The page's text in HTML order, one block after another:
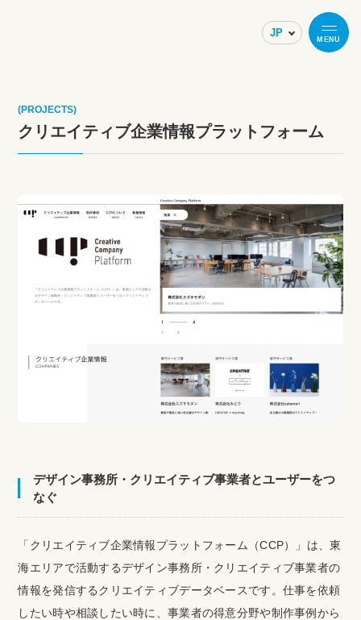
MENU
(PROJECTS)
クリエイティブ企業情報プラットフォーム
デザイン事務所・クリエイティブ事業者とユーザーをつ
なぐ
「クリエイティブ企業情報プラットフォーム（CCP）」は、東
海エリアで活動するデザイン事務所・クリエイティブ事業者の
情報を発信するクリエイティブデータベースです。仕事を依頼
したい時や相談したい時に、事業者の得意分野や制作事例から